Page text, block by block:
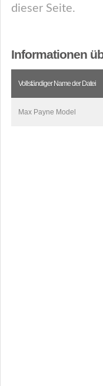
dieser Seite.
Informationen
Vollständiger Name der Datei
Max Payne Model